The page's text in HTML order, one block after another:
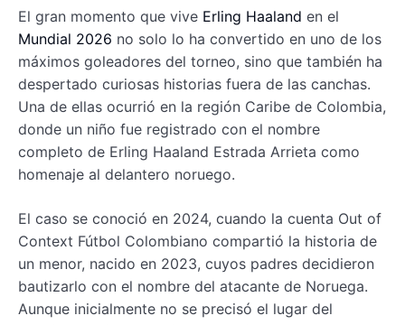
El gran momento que vive Erling Haaland en el
Mundial 2026 no solo lo ha convertido en uno de los
máximos goleadores del torneo, sino que también ha
despertado curiosas historias fuera de las canchas.
Una de ellas ocurrió en la región Caribe de Colombia,
donde un niño fue registrado con el nombre
completo de Erling Haaland Estrada Arrieta como
homenaje al delantero noruego.
El caso se conoció en 2024, cuando la cuenta Out of
Context Fútbol Colombiano compartió la historia de
un menor, nacido en 2023, cuyos padres decidieron
bautizarlo con el nombre del atacante de Noruega.
Aunque inicialmente no se precisó el lugar del